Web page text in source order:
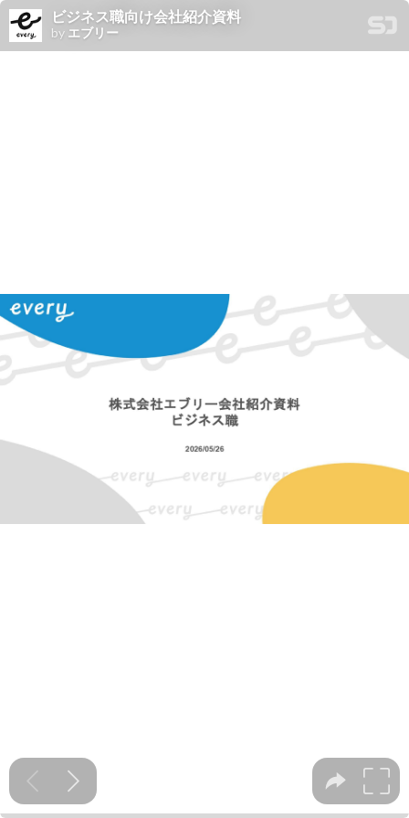
ビジネス職向け会社紹介資料
by エブリー